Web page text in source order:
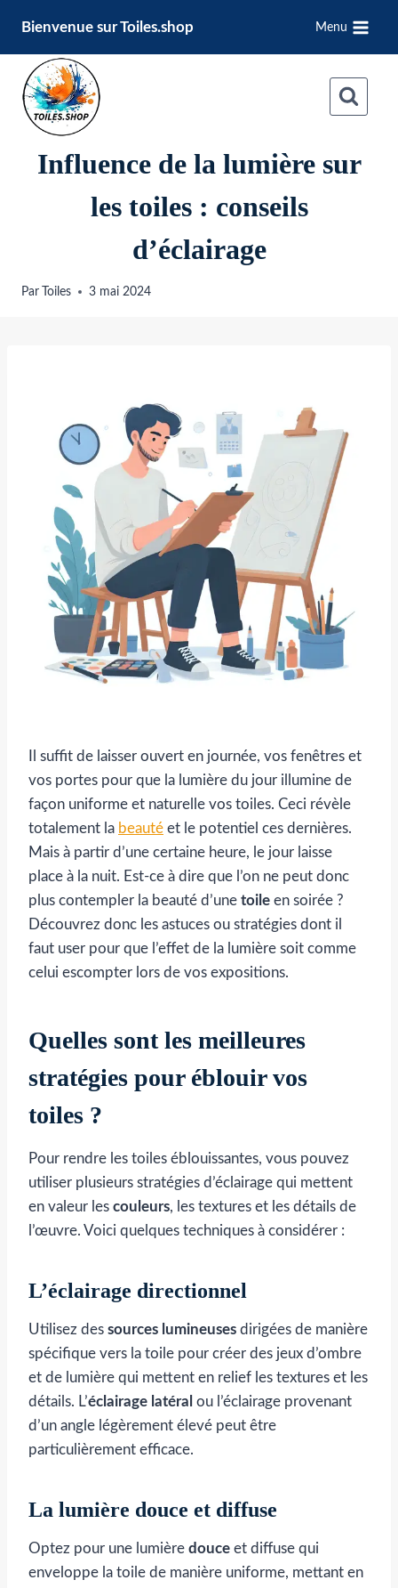
contenu
Bienvenue sur Toiles.shop Menu
Influence de la lumière sur
les toiles : conseils
d’éclairage
Par Toiles 3 mai 2024
Il suffit de laisser ouvert en journée, vos fenêtres et
vos portes pour que la lumière du jour illumine de
façon uniforme et naturelle vos toiles. Ceci révèle
totalement la beauté et le potentiel ces dernières.
Mais à partir d’une certaine heure, le jour laisse
place à la nuit. Est-ce à dire que l’on ne peut donc
plus contempler la beauté d’une toile en soirée ?
Découvrez donc les astuces ou stratégies dont il
faut user pour que l’effet de la lumière soit comme
celui escompter lors de vos expositions.
Quelles sont les meilleures
stratégies pour éblouir vos
toiles ?
Pour rendre les toiles éblouissantes, vous pouvez
utiliser plusieurs stratégies d’éclairage qui mettent
en valeur les couleurs, les textures et les détails de
l’œuvre. Voici quelques techniques à considérer :
L’éclairage directionnel
Utilisez des sources lumineuses dirigées de manière
spécifique vers la toile pour créer des jeux d’ombre
et de lumière qui mettent en relief les textures et les
détails. L’éclairage latéral ou l’éclairage provenant
d’un angle légèrement élevé peut être
particulièrement efficace.
La lumière douce et diffuse
Optez pour une lumière douce et diffuse qui
enveloppe la toile de manière uniforme, mettant en